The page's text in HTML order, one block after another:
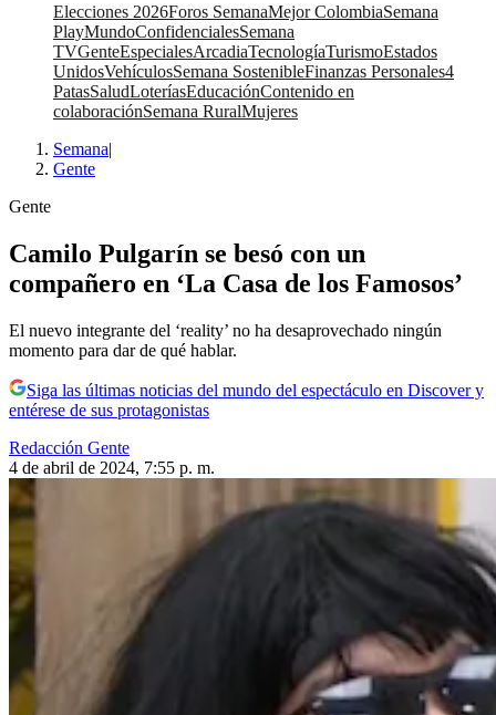
Elecciones 2026Foros SemanaMejor ColombiaSemana
PlayMundoConfidencialesSemana
TVGenteEspecialesArcadiaTecnologíaTurismoEstados
UnidosVehículosSemana SostenibleFinanzas Personales4
PatasSaludLoteríasEducaciónContenido en
colaboraciónSemana RuralMujeres
Semana|
Gente
Gente
Camilo Pulgarín se besó con un
compañero en ‘La Casa de los Famosos’
El nuevo integrante del ‘reality’ no ha desaprovechado ningún
momento para dar de qué hablar.
Siga las últimas noticias del mundo del espectáculo en Discover y
entérese de sus protagonistas
Redacción Gente
4 de abril de 2024, 7:55 p. m.